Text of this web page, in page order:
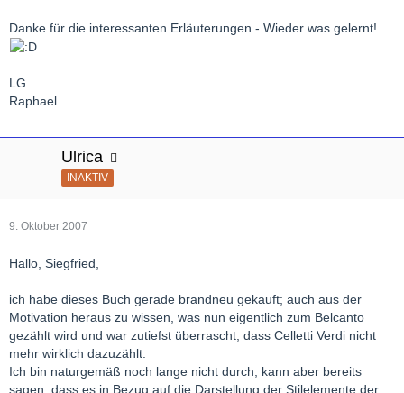
Danke für die interessanten Erläuterungen - Wieder was gelernt!
LG
Raphael
Ulrica
INAKTIV
9. Oktober 2007
Hallo, Siegfried,
ich habe dieses Buch gerade brandneu gekauft; auch aus der
Motivation heraus zu wissen, was nun eigentlich zum Belcanto
gezählt wird und war zutiefst überrascht, dass Celletti Verdi nicht
mehr wirklich dazuzählt.
Ich bin naturgemäß noch lange nicht durch, kann aber bereits
sagen, dass es in Bezug auf die Darstellung der Stilelemente der